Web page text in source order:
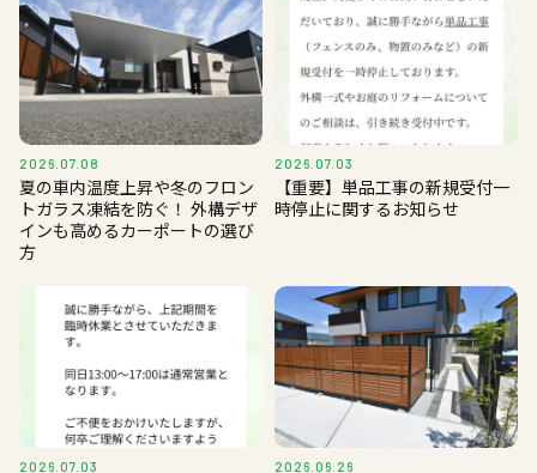
2026.07.08
夏の車内温度上昇や冬のフロン
トガラス凍結を防ぐ！ 外構デザ
インも高めるカーポートの選び
方
2026.07.03
【重要】単品工事の新規受付一
時停止に関するお知らせ
2026.07.03 2026.06.26